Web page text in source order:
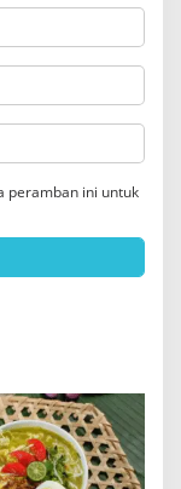
peramban ini untuk